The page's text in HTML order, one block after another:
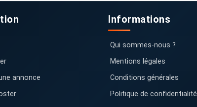
annonce
Informations
Qui sommes-nous ?
Mentions légales
Conditions générales
Politique de confidentialité